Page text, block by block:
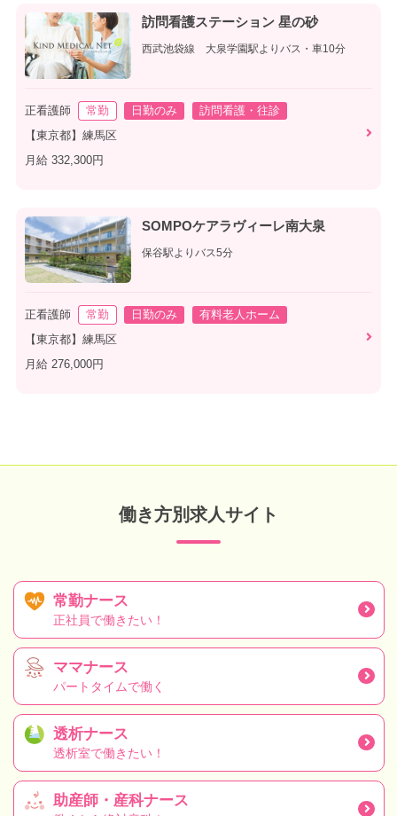
訪問看護ステーション 星の砂
西武池袋線 大泉学園駅よりバス・車10分
正看護師 常勤 日勤のみ
訪問看護・往診
【東京都】練馬区
月給 332,300円
SOMPOケアラヴィーレ南大泉
保谷駅よりバス5分
正看護師 常勤 日勤のみ
有料老人ホーム
【東京都】練馬区
月給 276,000円
働き方別求人サイト
常勤ナース
正社員で働きたい！
ママナース
パートタイムで働く
透析ナース
透析室で働きたい！
助産師・産科ナース